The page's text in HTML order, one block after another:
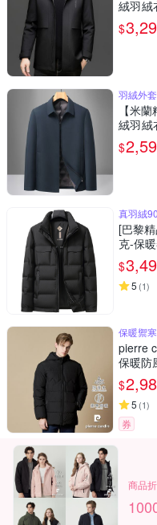
絨羽絨
戶外2
$
羽絨外
【米
絨羽絨
拉鍊2
$
真羽絨
[巴黎
克-保
$
5 (1)
保暖禦
pierre
保暖防
$
5 (1)
券
商品